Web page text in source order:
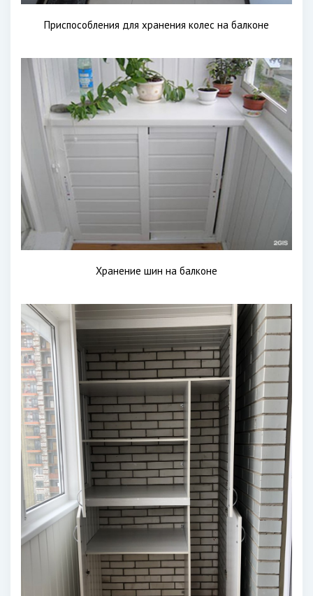
Приспособления для хранения колес на балконе
Хранение шин на балконе